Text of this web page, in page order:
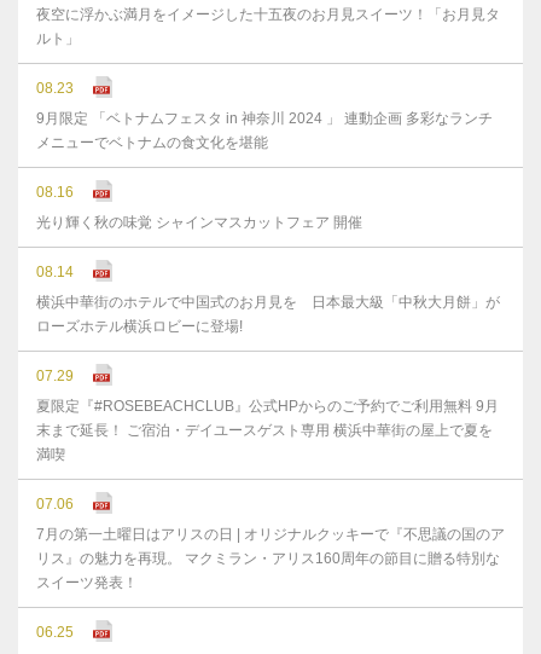
夜空に浮かぶ満月をイメージした十五夜のお月見スイーツ！「お月見タ
ルト」
08.23
9月限定 「ベトナムフェスタ in 神奈川 2024 」 連動企画 多彩なランチ
メニューでベトナムの食文化を堪能
08.16
光り輝く秋の味覚 シャインマスカットフェア 開催
08.14
横浜中華街のホテルで中国式のお月見を 日本最大級「中秋大月餅」が
ローズホテル横浜ロビーに登場!
07.29
夏限定『#ROSEBEACHCLUB』公式HPからのご予約でご利用無料 9月
末まで延⻑！ ご宿泊・デイユースゲスト専用 横浜中華街の屋上で夏を
満喫
07.06
7月の第一土曜日はアリスの日 | オリジナルクッキーで『不思議の国のア
リス』の魅力を再現。 マクミラン・アリス160周年の節目に贈る特別な
スイーツ発表！
06.25